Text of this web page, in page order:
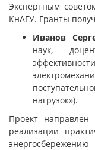
Экспертным
КнАГУ. Гранты
Иванов
наук,
нагрузок»).
Проект
реализации